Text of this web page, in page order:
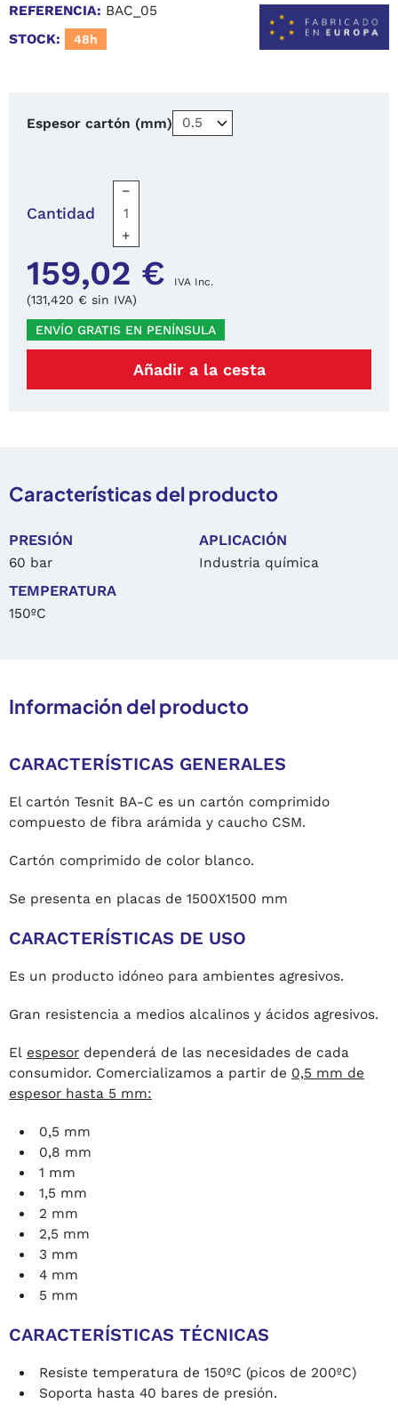
REFERENCIA: BAC_05
STOCK:
48h
Espesor cartón (mm)
Cantidad
−
+
159,02 € IVA Inc.
(131,420 € sin IVA)
ENVÍO GRATIS EN PENÍNSULA
Añadir a la cesta
Características del producto
PRESIÓN
60 bar
APLICACIÓN
Industria química
TEMPERATURA
150ºC
Información del producto
CARACTERÍSTICAS GENERALES
El cartón Tesnit BA-C es un cartón comprimido
compuesto de fibra arámida y caucho CSM.
Cartón comprimido de color blanco.
Se presenta en placas de 1500X1500 mm
CARACTERÍSTICAS DE USO
Es un producto idóneo para ambientes agresivos.
Gran resistencia a medios alcalinos y ácidos agresivos.
El espesor dependerá de las necesidades de cada
consumidor. Comercializamos a partir de 0,5 mm de
espesor hasta 5 mm:
0,5 mm
0,8 mm
1 mm
1,5 mm
2 mm
2,5 mm
3 mm
4 mm
5 mm
CARACTERÍSTICAS TÉCNICAS
Resiste temperatura de 150ºC (picos de 200ºC)
Soporta hasta 40 bares de presión.